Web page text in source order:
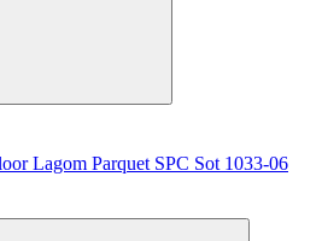
Lagom Parquet SPC Sot 1033-06